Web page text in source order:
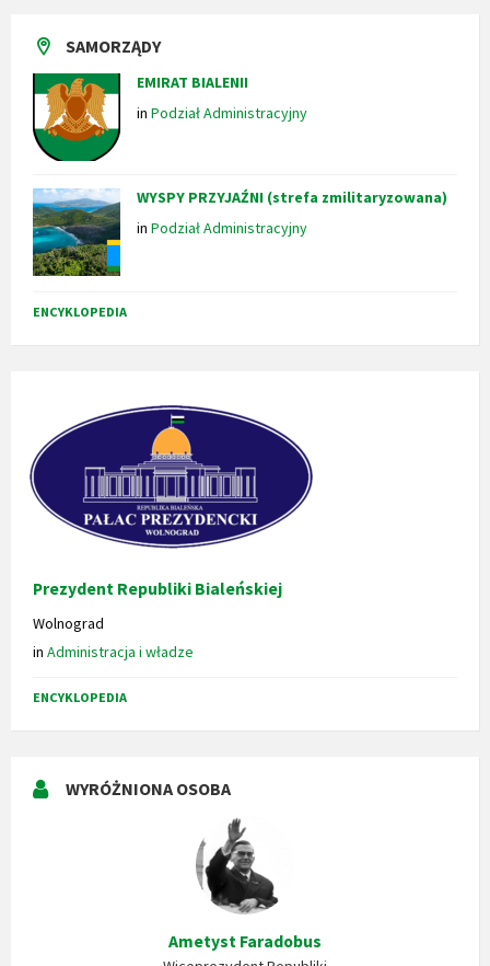
SAMORZĄDY
EMIRAT BIALENII
in Podział Administracyjny
WYSPY PRZYJAŹNI (strefa zmilitaryzowana)
in Podział Administracyjny
ENCYKLOPEDIA
Prezydent Republiki Bialeńskiej
Wolnograd
in Administracja i władze
ENCYKLOPEDIA
WYRÓŻNIONA OSOBA
Ametyst Faradobus